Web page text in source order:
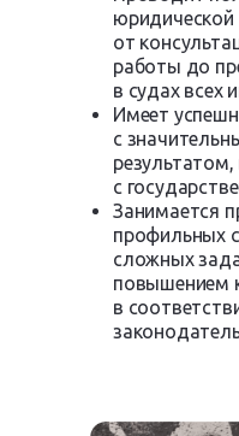
от
работы до
в судах всех
Имеет
с
с
Занимается
профильных
сложных
повышением
в